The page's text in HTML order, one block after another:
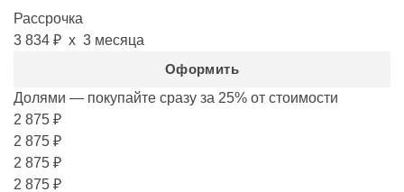
Рассрочка
3 834 ₽ х 3 месяца
Оформить
Долями — покупайте сразу за 25% от стоимости
2 875 ₽
2 875 ₽
2 875 ₽
2 875 ₽